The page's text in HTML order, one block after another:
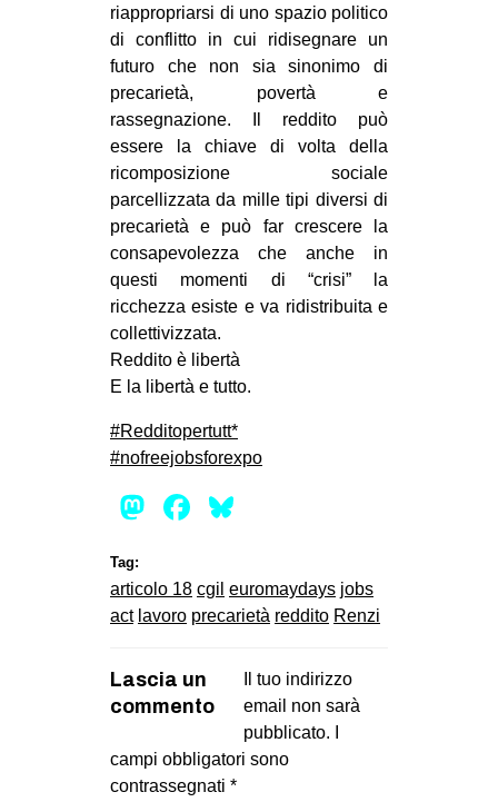
riappropriarsi di uno spazio politico
di conflitto in cui ridisegnare un
futuro che non sia sinonimo di
precarietà, povertà e
rassegnazione. Il reddito può
essere la chiave di volta della
ricomposizione sociale
parcellizzata da mille tipi diversi di
precarietà e può far crescere la
consapevolezza che anche in
questi momenti di “crisi” la
ricchezza esiste e va ridistribuita e
collettivizzata.
Reddito è libertà
E la libertà e tutto.
‪#‎Redditopertutt‬*
‪#‎nofreejobsforexpo
Mastodon
Facebook
Tag:
articolo 18 cgil euromaydays jobs
act lavoro precarietà reddito Renzi
Lascia un
commento
Il tuo indirizzo
email non sarà
pubblicato.
campi obbligatori sono
contrassegnati *